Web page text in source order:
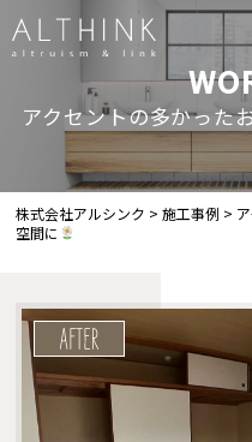
アクセントの多かった
株式会社アルシンク >施工事例 >
空間に